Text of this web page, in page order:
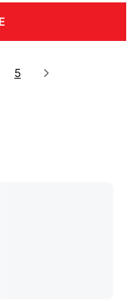
5